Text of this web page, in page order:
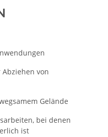
von
Gelände
bei denen
ist